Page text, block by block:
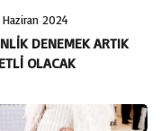
ve sanata olan
yardımcı olacak.
PROFESYONEL
2024
DENEMEK ARTIK
OLACAK